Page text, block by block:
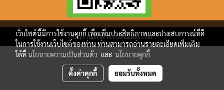
Copy right by neocalthailand.com
เว็บไซต์นี้มีการใช้งานคุกกี้ เพื่อเพิ่มประสิทธิภาพและประสบการณ์ที่ดี
ในการใช้งานเว็บไซต์ของท่าน ท่านสามารถอ่านรายละเอียดเพิ่มเติม
ได้ที่นโยบายความเป็นส่วนตัว และ นโยบายคุกกี้
ตั้งค่าคุกกี้ ยอมรับทั้งหมด